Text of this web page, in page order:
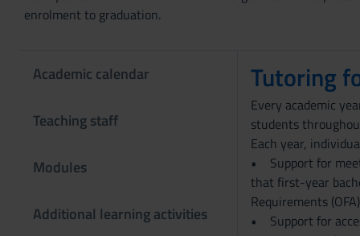
enrolment to graduation.
Academic calendar
Teaching staff
Modules
Additional learning activities
Tutoring
Every academic
students
Each year,
• Support for
that first-year
Requirements
• Support for